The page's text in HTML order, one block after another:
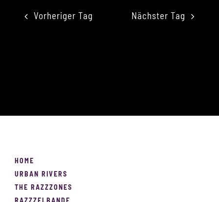
Vorheriger Tag Nächster Tag
HOME
URBAN RIVERS
THE RAZZZONES